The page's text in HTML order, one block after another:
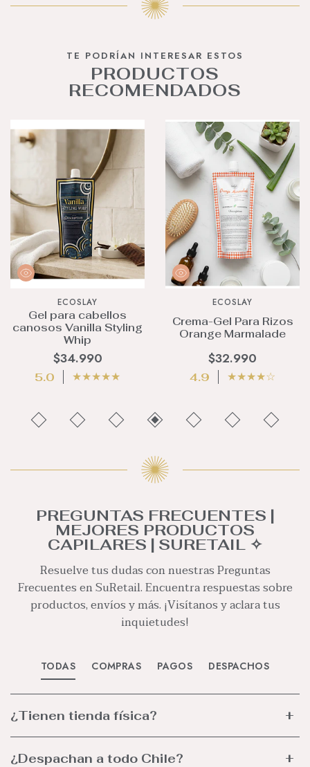
TE PODRÍAN INTERESAR ESTOS
PRODUCTOS
RECOMENDADOS
ECOSLAY
Gel para cabellos
canosos Vanilla Styling
Whip
$34.990
5.0 ★★★★★
ECOSLAY
Crema-Gel Para Rizos
Orange Marmalade
$32.990
4.9 ★★★★☆
PREGUNTAS FRECUENTES |
MEJORES PRODUCTOS
CAPILARES | SURETAIL ✧
Resuelve tus dudas con nuestras Preguntas
Frecuentes en SuRetail. Encuentra respuestas sobre
productos, envíos y más. ¡Visítanos y aclara tus
inquietudes!
TODAS COMPRAS PAGOS DESPACHOS
¿Tienen tienda física?
¿Despachan a todo Chile?